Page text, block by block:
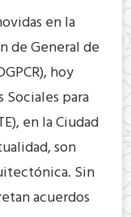
en la
de General de
hoy
para
en la Ciudad
son
Sin
acuerdos